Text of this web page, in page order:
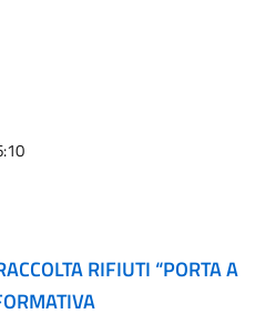
RIFIUTI “PORTA A